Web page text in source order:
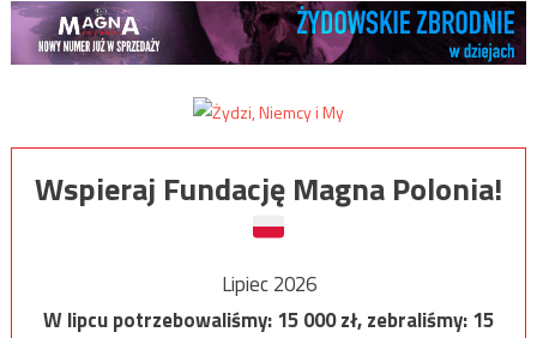
Wspieraj Fundację Magna Polonia!
Lipiec 2026
W lipcu potrzebowaliśmy:15 000zł, zebraliśmy:15